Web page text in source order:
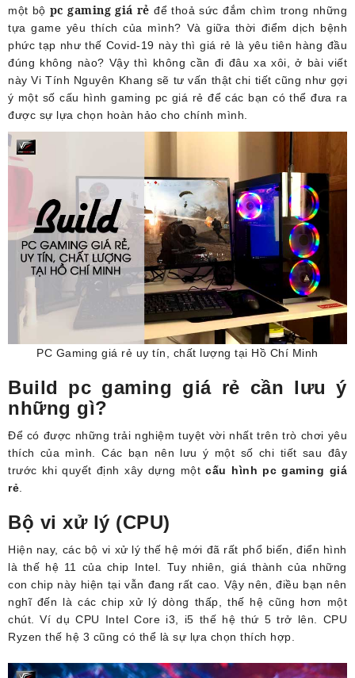
một bộ pc gaming giá rẻ để thoả sức đắm chìm trong những
tựa game yêu thích của mình? Và giữa thời điểm dịch bệnh
phức tạp như thế Covid-19 này thì giá rẻ là yêu tiên hàng đầu
đúng không nào? Vậy thì không cần đi đâu xa xôi, ở bài viết
nàyVi Tính Nguyên Khang sẽ tư vấn thật chi tiết cũng như gợi
ý một số cấu hình gaming pc giá rẻ để các bạn có thể đưa ra
được sự lựa chọn hoàn hảo cho chính mình.
PC Gaming giá rẻ uy tín, chất lượng tại Hồ Chí Minh
Build pc gaming giá rẻ cần lưu ý
những gì?
Để có được những trải nghiệm tuyệt vời nhất trên trò chơi yêu
thích của mình. Các bạn nên lưu ý một số chi tiết sau đây
trước khi quyết định xây dựng mộtcấu hình pc gaming giá
rẻ
Bộ vi xử lý (CPU)
Hiện nay, các bộ vi xử lý thế hệ mới đã rất phổ biến, điển hình
là thế hệ 11 của chip Intel. Tuy nhiên, giá thành của những
con chip này hiện tại vẫn đang rất cao. Vậy nên, điều bạn nên
nghĩ đến là các chip xử lý dòng thấp, thế hệ cũng hơn một
chút. Ví dụ CPU Intel Core i3, i5 thế hệ thứ 5 trở lên. CPU
Ryzen thế hệ 3 cũng có thể là sự lựa chọn thích hợp.